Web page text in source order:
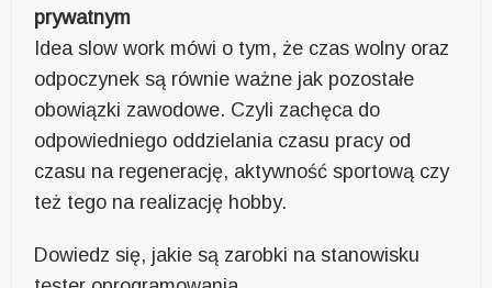
prywatnym
Idea slow work mówi o tym, że czas wolny oraz
odpoczynek są równie ważne jak pozostałe
obowiązki zawodowe. Czyli zachęca do
odpowiedniego oddzielania czasu pracy od
czasu na regenerację, aktywność sportową czy
też tego na realizację hobby.
Dowiedz się, jakie są zarobki na stanowisku